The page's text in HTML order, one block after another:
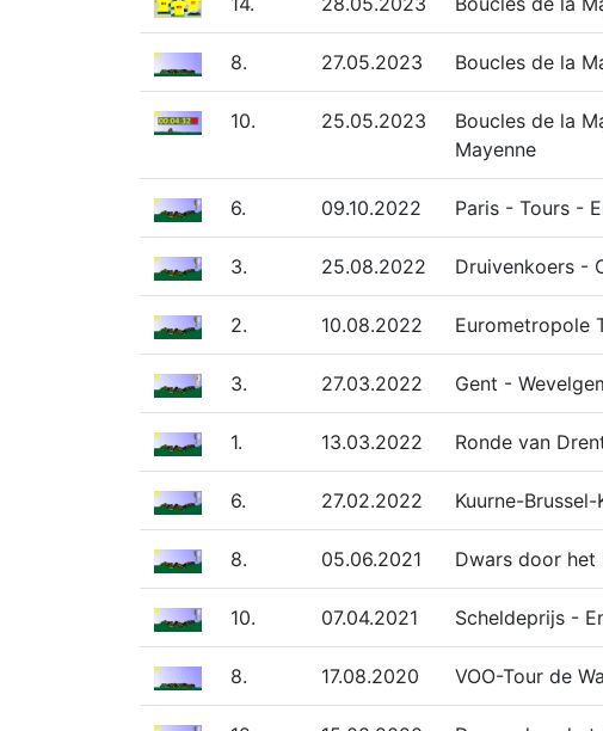
8. 27.05.2023 Boucles de la
10. 25.05.2023
Boucles de la
Mayenne
6. 09.10.2022 Paris - Tours -
3. 25.08.2022 Druivenkoers -
2. 10.08.2022 Eurometropole
3. 27.03.2022 Gent -
1. 13.03.2022 Ronde van
6. 27.02.2022 Kuurne-
8. 05.06.2021 Dwars door het
10. 07.04.2021 Scheldeprijs -
8. 17.08.2020 VOO-Tour de